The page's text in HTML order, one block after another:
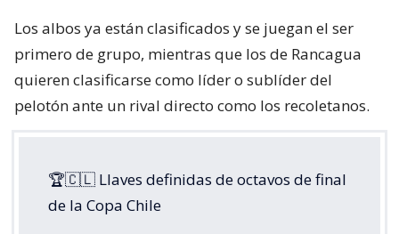
Los albos ya están clasificados y se juegan el ser
primero de grupo, mientras que los de Rancagua
quieren clasificarse como líder o sublíder del
pelotón ante un rival directo como los recoletanos.
🏆🇨🇱 Llaves definidas de octavos de final
de la Copa Chile